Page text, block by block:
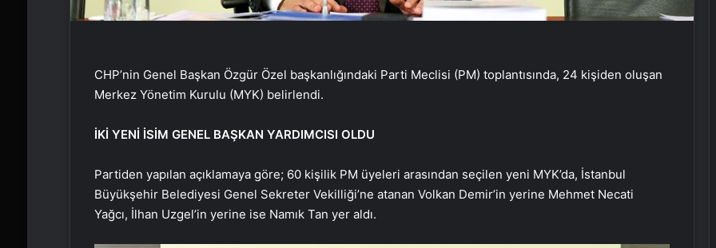
CHP’nin Genel Başkan Özgür Özel başkanlığındaki Parti Meclisi (PM) toplantısında, 24 kişiden oluşan
Merkez Yönetim Kurulu (MYK) belirlendi.
İKİ YENİ İSİM GENEL BAŞKAN YARDIMCISI OLDU
Partiden yapılan açıklamaya göre; 60 kişilik PM üyeleri arasından seçilen yeni MYK’da, İstanbul
Büyükşehir Belediyesi Genel Sekreter Vekilliği’ne atanan Volkan Demir’in yerine Mehmet Necati
Yağcı, İlhan Uzgel’in yerine ise Namık Tan yer aldı.